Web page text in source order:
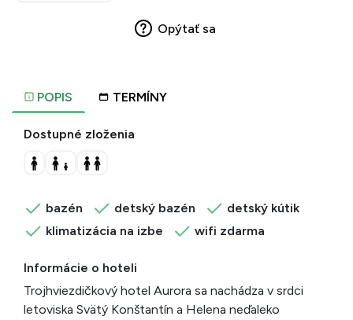
POPIS TERMÍNY
Dostupné zloženia
bazén detský bazén
detský kútik
klimatizácia na izbe
wifi zdarma
Informácie o hoteli
Trojhviezdičkový hotel Aurora sa nachádza v srdci
letoviska Svätý Konštantín a Helena neďaleko
Opýtať sa